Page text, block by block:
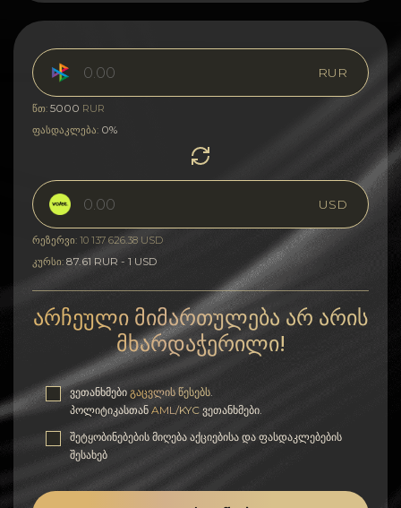
RUR
წთ: 5000 RUR
ფასდაკლება: 0%
USD
რეზერვი: 10 137 626.38 USD
კურსი: 87.61 RUR - 1 USD
არჩეული მიმართულება არ არის
მხარდაჭერილი!
ვეთანხმები გაცვლის წესებს
პოლიტიკასთან AML/KYC ვეთანხმები.
შეტყობინებების მიღება აქციებისა და ფასდაკლებების
შესახებ